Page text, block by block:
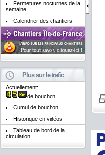
Fermetures nocturnes de la
semaine
Calendrier des chantiers
Plus sur le trafic
Actuellement:
de bouchon
Cumul de bouchon
Historique en vidéos
Tableau de bord de la
circulation